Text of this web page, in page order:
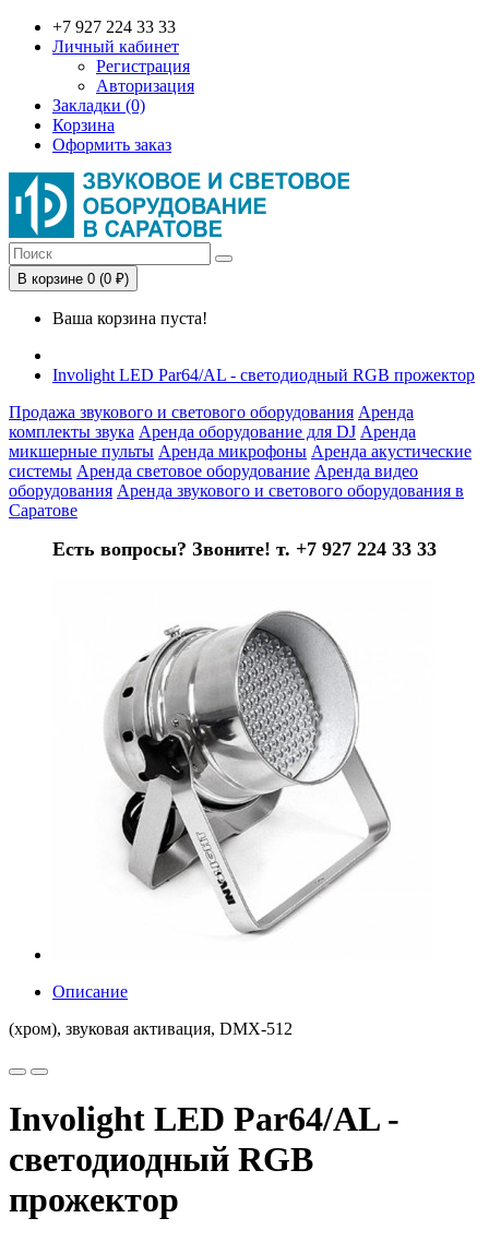
+7 927 224 33 33
Личный кабинет
Регистрация
Авторизация
Закладки (0)
Корзина
Оформить заказ
В корзине 0 (0 ₽)
Ваша корзина пуста!
Involight LED Par64/AL - светодиодный RGB прожектор
Продажа звукового и светового оборудования Аренда
комплекты звука Аренда оборудование для DJ Аренда
микшерные пульты Аренда микрофоны Аренда акустические
системы Аренда световое оборудование Аренда видео
оборудования Аренда звукового и светового оборудования в
Саратове
Есть вопросы? Звоните! т. +7 927 224 33 33
Описание
(хром), звуковая активация, DMX-512
Involight LED Par64/AL -
светодиодный RGB
прожектор